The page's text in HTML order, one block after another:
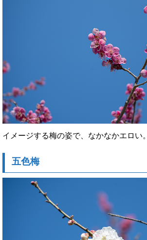
イメージする梅の姿で、なかなかエロい。
五色梅